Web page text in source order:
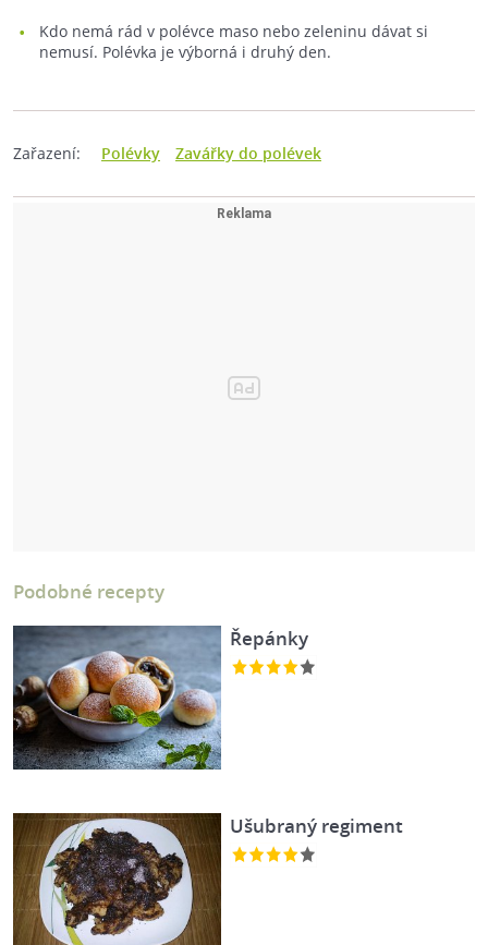
Kdo nemá rád v polévce maso nebo zeleninu dávat si
nemusí. Polévka je výborná i druhý den.
Zařazení: Polévky Zavářky do polévek
Podobné recepty
Řepánky
Ušubraný regiment